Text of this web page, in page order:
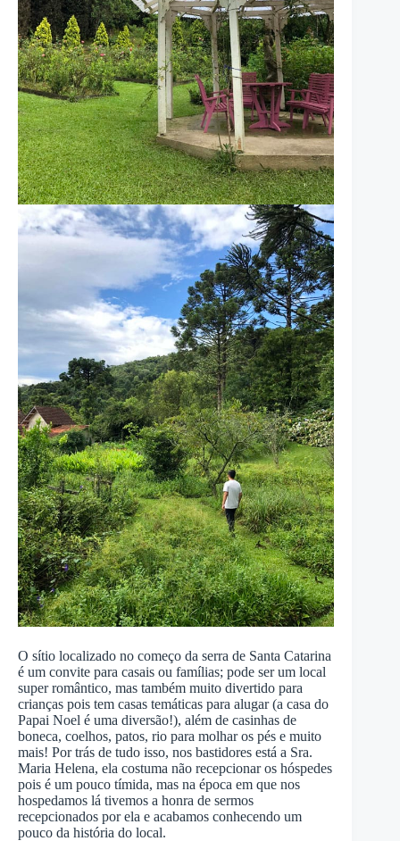
O sítio localizado no começo da serra de Santa Catarina
é um convite para casais ou famílias; pode ser um local
super romântico, mas também muito divertido para
crianças pois tem casas temáticas para alugar (a casa do
Papai Noel é uma diversão!), além de casinhas de
boneca, coelhos, patos, rio para molhar os pés e muito
mais! Por trás de tudo isso, nos bastidores está a Sra.
Maria Helena, ela costuma não recepcionar os hóspedes
pois é um pouco tímida, mas na época em que nos
hospedamos lá tivemos a honra de sermos
recepcionados por ela e acabamos conhecendo um
pouco da história do local.